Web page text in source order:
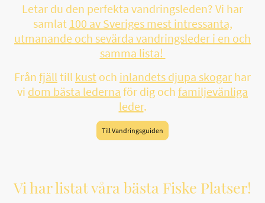
Letar du den perfekta vandringsleden? Vi har
samlat 100 av Sveriges mest intressanta,
utmanande och sevärda vandringsleder i en och
samma lista!
Från fjäll till kust och inlandets djupa skogar har
vi dom bästa lederna för dig och familjevänliga
leder.
Till Vandringsguiden
Vi har listat våra bästa Fiske Platser!